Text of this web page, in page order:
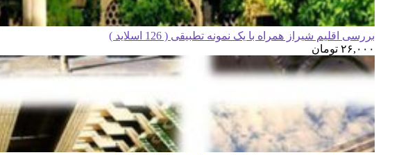
بررسی اقلیم شیراز همراه با یک نمونه تطبیقی ( 126 اسلاید )
۲۶,۰۰۰ تومان